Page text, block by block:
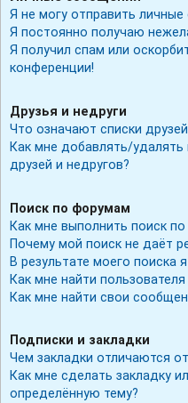
Я не могу отправить
Я постоянно получаю
Я получил спам или
конференции!
Друзья и недруги
Что означают списки
Как мне добавлять/удалять
друзей и недругов?
Поиск по форумам
Как мне выполнить поиск
Почему мой поиск не даёт
В результате моего поиска
Как мне найти
Как мне найти свои
Подписки и закладки
Чем закладки отличаются
Как мне сделать закладку
определённую тему?